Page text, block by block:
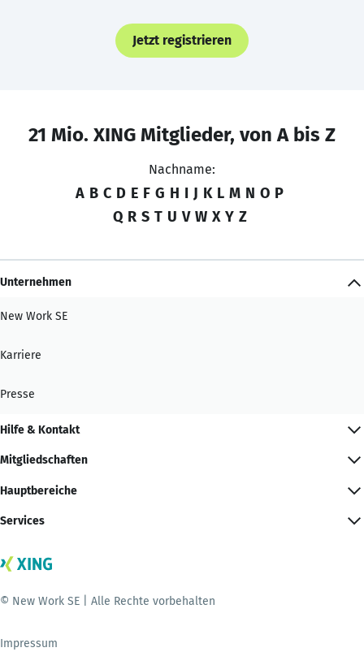
Jetzt registrieren
21 Mio. XING Mitglieder, von A bis Z
Nachname:
A B C D E F G H I J K L M N O P
Q R S T U V W X Y Z
Unternehmen
New Work SE
Karriere
Presse
Hilfe & Kontakt
Mitgliedschaften
Hauptbereiche
Services
© New Work SE | Alle Rechte vorbehalten
Impressum